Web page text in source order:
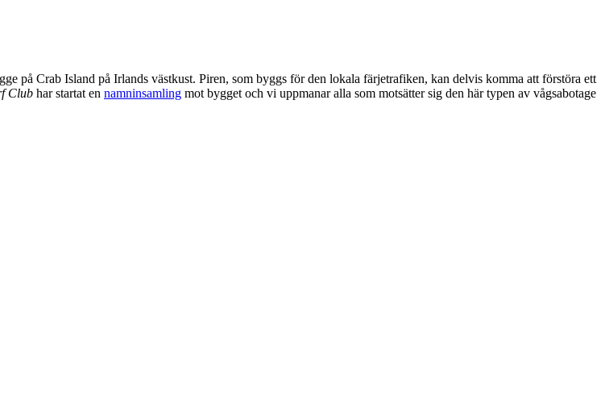
på Crab Island på Irlands västkust. Piren, som byggs för den lokala färjetrafiken, kan delvis komma att förstöra ett
Club har startat en namninsamling mot bygget och vi uppmanar alla som motsätter sig den här typen av vågsabotage